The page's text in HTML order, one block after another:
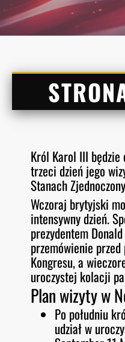
Król Karol III
trzeci dzień jego
Stanach
Wczoraj brytyjski
intensywny dzień.
prezydentem
przemówienie
Kongresu, a
uroczystej kolacji
Plan wizyty w
Po południu
udział w